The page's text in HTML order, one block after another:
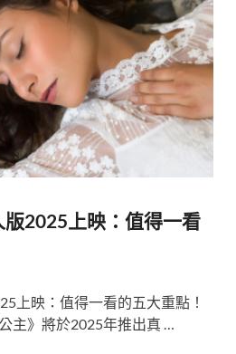
版2025上映：值得一看
上映：值得一看的五大重點！
主》將於2025年推出真 …